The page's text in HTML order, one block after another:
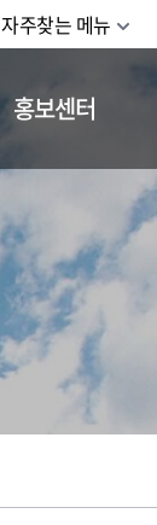
자주찾는 메뉴
홍보센터